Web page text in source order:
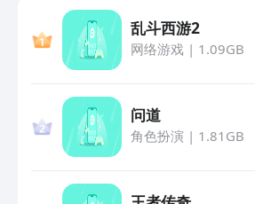
乱斗西游2
网络游戏| 1.09GB
问道
角色扮演 | 1.81GB